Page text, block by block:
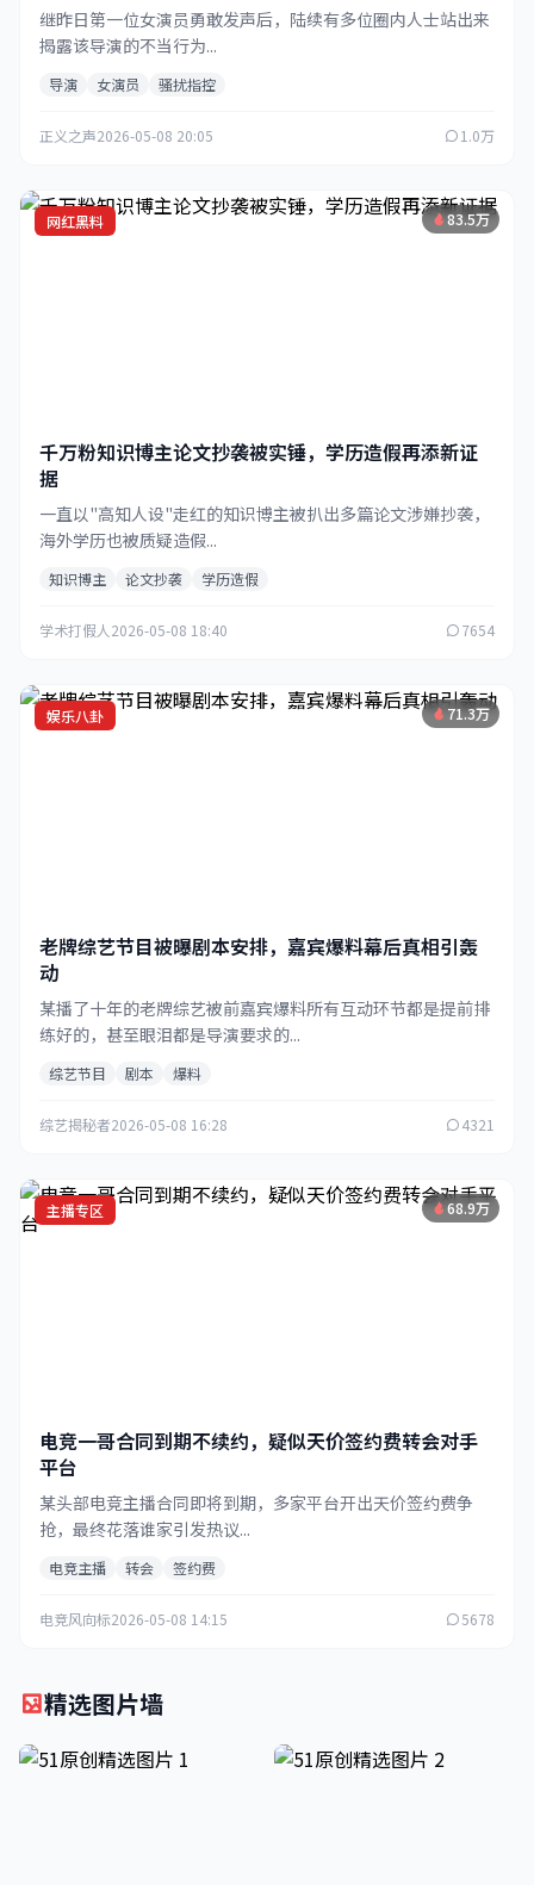
继昨日第一位女演员勇敢发声后，陆续有多位圈内人士站出来
揭露该导演的不当行为...
导演 女演员 骚扰指控
正义之声2026-05-08 20:05 1.0万
网红黑料 83.5万
千万粉知识博主论文抄袭被实锤，学历造假再添新证
据
一直以"高知人设"走红的知识博主被扒出多篇论文涉嫌抄袭，
海外学历也被质疑造假...
知识博主 论文抄袭 学历造假
学术打假人 2026-05-08 18:40 7654
娱乐八卦 71.3万
老牌综艺节目被曝剧本安排，嘉宾爆料幕后真相引轰
动
某播了十年的老牌综艺被前嘉宾爆料所有互动环节都是提前排
练好的，甚至眼泪都是导演要求的...
综艺节目 剧本 爆料
综艺揭秘者2026-05-08 16:28 4321
主播专区 68.9万
电竞一哥合同到期不续约，疑似天价签约费转会对手
平台
某头部电竞主播合同即将到期，多家平台开出天价签约费争
抢，最终花落谁家引发热议...
电竞主播 转会 签约费
电竞风向标2026-05-08 14:15 5678
精选图片墙